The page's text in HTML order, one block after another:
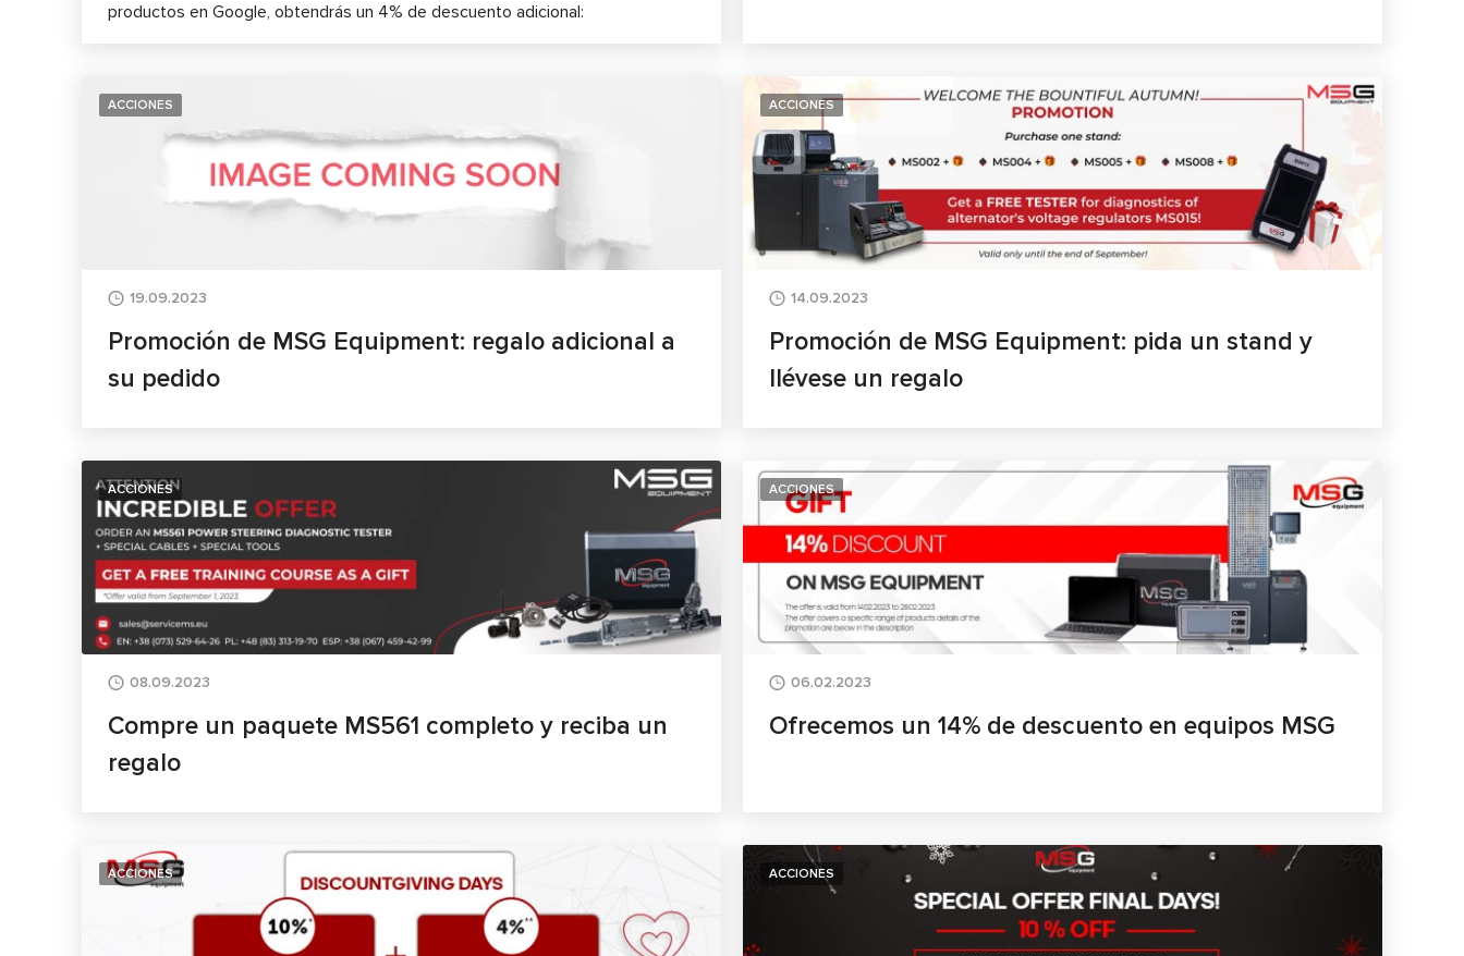
productos en Google, obtendrás un 4% de descuento adicional:
ACCIONES
19.09.2023
Promoción de MSG Equipment: regalo adicional a
su pedido
ACCIONES
14.09.2023
Promoción de MSG Equipment: pida un stand y
llévese un regalo
ACCIONES
08.09.2023
Compre un paquete MS561 completo y reciba un
regalo
ACCIONES
06.02.2023
Ofrecemos un 14% de descuento en equipos MSG
ACCIONES ACCIONES